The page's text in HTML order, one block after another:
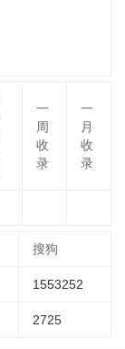
一
周
收
录
一
月
收
录
搜狗
1553252
2725